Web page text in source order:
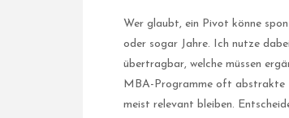
Wer glaubt, ein Pivot könne
oder sogar Jahre. Ich nutze
übertragbar, welche müssen
MBA-Programme oft abstrakte
meist relevant bleiben.